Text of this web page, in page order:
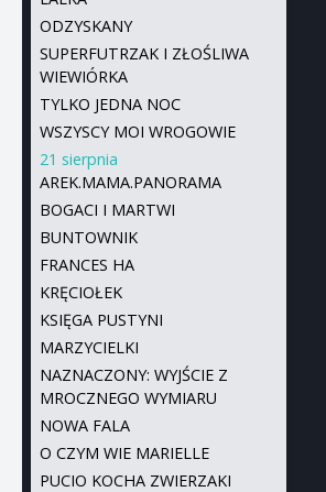
ODZYSKANY
SUPERFUTRZAK I ZŁOŚLIWA
WIEWIÓRKA
TYLKO JEDNA NOC
WSZYSCY MOI WROGOWIE
21 sierpnia
AREK.MAMA.PANORAMA
BOGACI I MARTWI
BUNTOWNIK
FRANCES HA
KRĘCIOŁEK
KSIĘGA PUSTYNI
MARZYCIELKI
NAZNACZONY: WYJŚCIE Z
MROCZNEGO WYMIARU
NOWA FALA
O CZYM WIE MARIELLE
PUCIO KOCHA ZWIERZAKI